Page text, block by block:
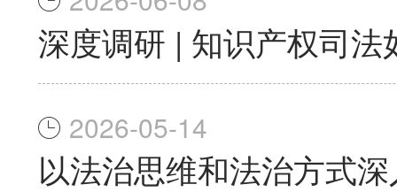
深度调研 | 知识产权司
2026-05-14
以法治思维和法治方式